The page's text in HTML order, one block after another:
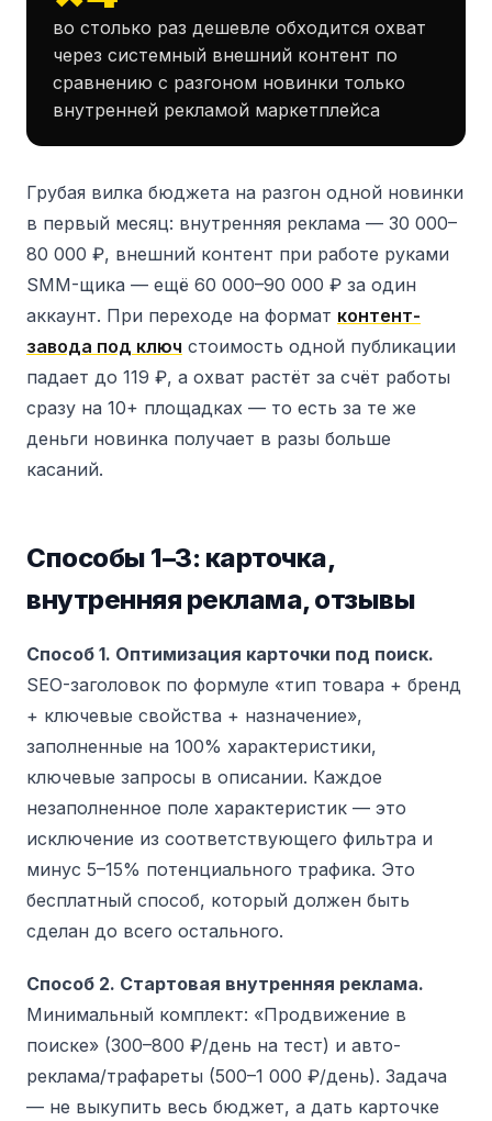
во столько раз дешевле обходится охват
через системный внешний контент по
сравнению с разгоном новинки только
внутренней рекламой маркетплейса
Грубая вилка бюджета на разгон одной новинки
в первый месяц: внутренняя реклама — 30 000–
80 000 ₽, внешний контент при работе руками
SMM-щика — ещё 60 000–90 000 ₽ за один
аккаунт. При переходе на формат контент-
завода под ключ стоимость одной публикации
падает до 119 ₽, а охват растёт за счёт работы
сразу на 10+ площадках — то есть за те же
деньги новинка получает в разы больше
касаний.
Способы 1–3: карточка,
внутренняя реклама, отзывы
Способ 1. Оптимизация карточки под поиск.
SEO-заголовок по формуле «тип товара + бренд
+ ключевые свойства + назначение»,
заполненные на 100% характеристики,
ключевые запросы в описании. Каждое
незаполненное поле характеристик — это
исключение из соответствующего фильтра и
минус 5–15% потенциального трафика. Это
бесплатный способ, который должен быть
сделан до всего остального.
Способ 2. Стартовая внутренняя реклама.
Минимальный комплект: «Продвижение в
поиске» (300–800 ₽/день на тест) и авто-
реклама/трафареты (500–1 000 ₽/день). Задача
— не выкупить весь бюджет, а дать карточке